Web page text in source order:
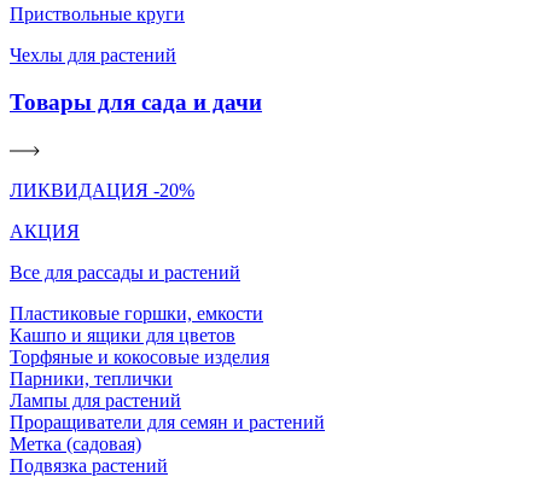
Приствольные круги
Чехлы для растений
Товары для сада и дачи
ЛИКВИДАЦИЯ -20%
АКЦИЯ
Все для рассады и растений
Пластиковые горшки, емкости
Кашпо и ящики для цветов
Торфяные и кокосовые изделия
Парники, теплички
Лампы для растений
Проращиватели для семян и растений
Метка (садовая)
Подвязка растений